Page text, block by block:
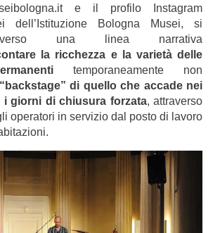
e il profilo Instagram
dell’Istituzione Bologna Musei, si
una linea narrativa
la ricchezza e la varietà delle
temporaneamente non
“backstage” di quello che accade nei
i giorni di chiusura forzata, attraverso
operatori in servizio dal posto di lavoro